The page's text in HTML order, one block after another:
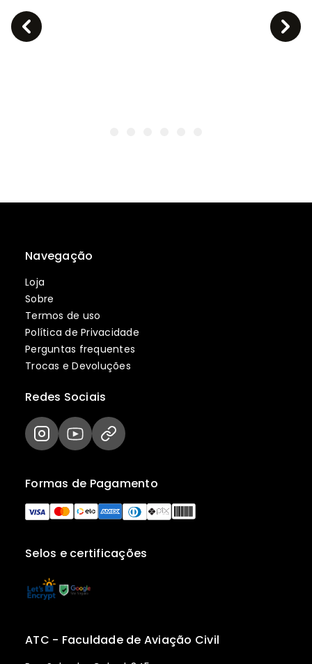
Navegação
Loja
Sobre
Termos de uso
Política de Privacidade
Perguntas frequentes
Trocas e Devoluções
Selos e certificações
Formas de Pagamento
Redes Sociais
ATC - Faculdade de Aviação Civil